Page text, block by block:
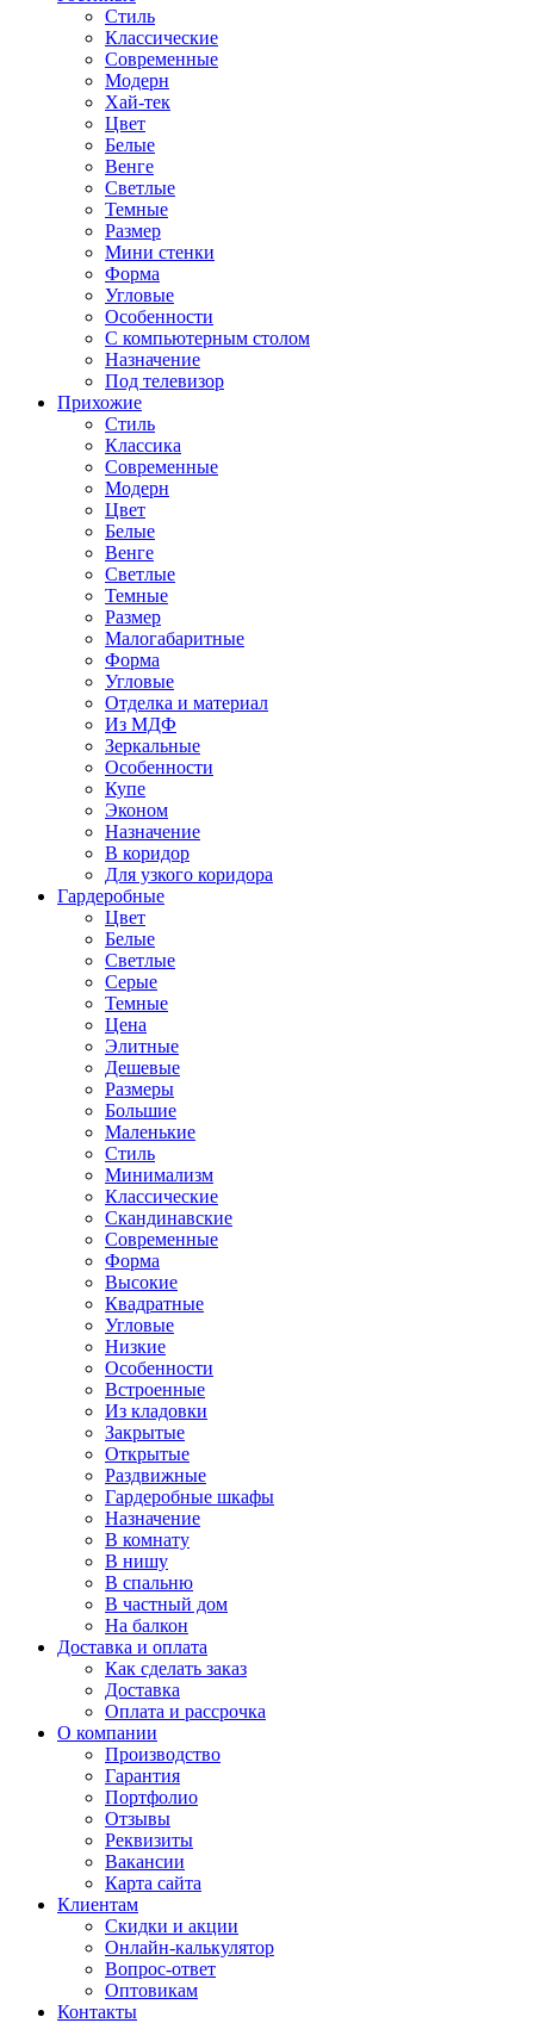
Стиль
Классические
Современные
Модерн
Хай-тек
Цвет
Белые
Венге
Светлые
Темные
Размер
Мини стенки
Форма
Угловые
Особенности
С компьютерным столом
Назначение
Под телевизор
Прихожие
Стиль
Классика
Современные
Модерн
Цвет
Белые
Венге
Светлые
Темные
Размер
Малогабаритные
Форма
Угловые
Отделка и материал
Из МДФ
Зеркальные
Особенности
Купе
Эконом
Назначение
В коридор
Для узкого коридора
Гардеробные
Цвет
Белые
Светлые
Серые
Темные
Цена
Элитные
Дешевые
Размеры
Большие
Маленькие
Стиль
Минимализм
Классические
Скандинавские
Современные
Форма
Высокие
Квадратные
Угловые
Низкие
Особенности
Встроенные
Из кладовки
Закрытые
Открытые
Раздвижные
Гардеробные шкафы
Назначение
В комнату
В нишу
В спальню
В частный дом
На балкон
Доставка и оплата
Как сделать заказ
Доставка
Оплата и рассрочка
О компании
Производство
Гарантия
Портфолио
Отзывы
Реквизиты
Вакансии
Карта сайта
Клиентам
Скидки и акции
Онлайн-калькулятор
Вопрос-ответ
Оптовикам
Контакты